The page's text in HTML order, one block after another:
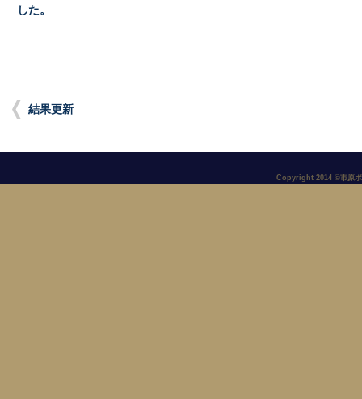
した。
結果更新
Copyright 2014 ©市原